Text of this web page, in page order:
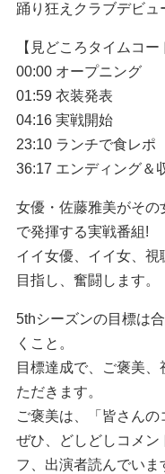
踊り狂えクラブデビュ
【見どころタイムコー
00:00 オープニング
01:59 衣装発表
04:16 実戦開始
23:10 ランチで食レポ
36:17 エンディング＆
女優・佐藤雅美がそ
で発揮する実戦番組!
イイ女優、イイ女、
目指し、奮闘します。
5thシーズンの目標は
くこと。
目標達成で、ご褒美
ただきます。
ご褒美は、「皆さんの
ぜひ、どしどしコメン
フ、出演者読んでいま